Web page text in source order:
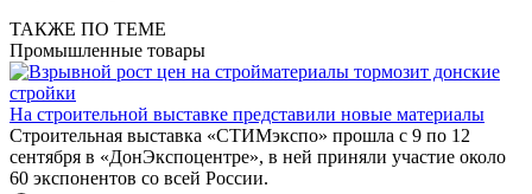
ТАКЖЕ ПО ТЕМЕ
Промышленные товары
На строительной выставке представили новые материалы
Строительная выставка «СТИМэкспо» прошла с 9 по 12
сентября в «ДонЭкспоцентре», в ней приняли участие около
60 экспонентов со всей России.